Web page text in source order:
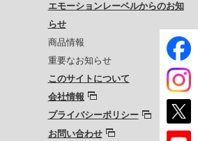
エモーションレーベルからのお知
らせ
商品情報
重要なお知らせ
このサイトについて
会社情報
プライバシーポリシー
お問い合わせ